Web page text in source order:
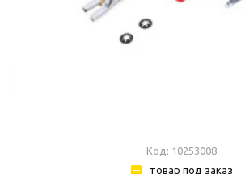
Код: 10253008
товар под заказ